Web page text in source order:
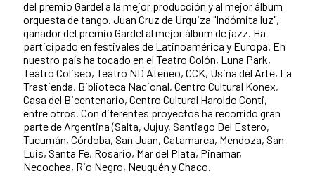
del premio Gardel a la mejor producción y al mejor álbum
orquesta de tango. Juan Cruz de Urquiza "Indómita luz",
ganador del premio Gardel al mejor álbum de jazz. Ha
participado en festivales de Latinoamérica y Europa. En
nuestro país ha tocado en el Teatro Colón, Luna Park,
Teatro Coliseo, Teatro ND Ateneo, CCK, Usina del Arte, La
Trastienda, Biblioteca Nacional, Centro Cultural Konex,
Casa del Bicentenario, Centro Cultural Haroldo Conti,
entre otros. Con diferentes proyectos ha recorrido gran
parte de Argentina (Salta, Jujuy, Santiago Del Estero,
Tucumán, Córdoba, San Juan, Catamarca, Mendoza, San
Luis, Santa Fe, Rosario, Mar del Plata, Pinamar,
Necochea, Rio Negro, Neuquén y Chaco.